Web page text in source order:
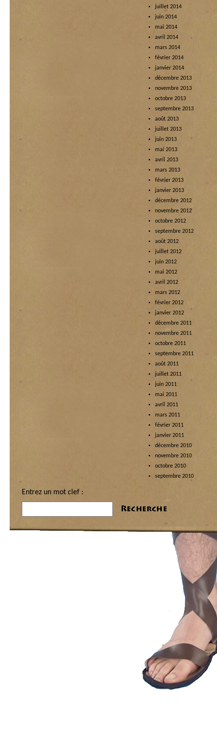
juillet 2014
juin 2014
mai 2014
avril 2014
mars 2014
février 2014
janvier 2014
décembre 2013
novembre 2013
octobre 2013
septembre 2013
août 2013
juillet 2013
juin 2013
mai 2013
avril 2013
mars 2013
février 2013
janvier 2013
décembre 2012
novembre 2012
octobre 2012
septembre 2012
août 2012
juillet 2012
juin 2012
mai 2012
avril 2012
mars 2012
février 2012
janvier 2012
décembre 2011
novembre 2011
octobre 2011
septembre 2011
août 2011
juillet 2011
juin 2011
mai 2011
avril 2011
mars 2011
février 2011
janvier 2011
décembre 2010
novembre 2010
octobre 2010
septembre 2010
Entrez un mot clef :